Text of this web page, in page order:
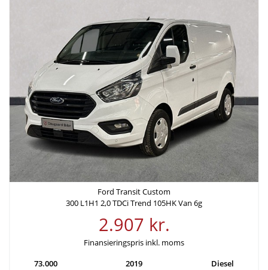
Ford Transit Custom
300 L1H1 2,0 TDCi Trend 105HK Van 6g
2.907 kr.
Finansieringspris inkl. moms
73.000
2019 Diesel